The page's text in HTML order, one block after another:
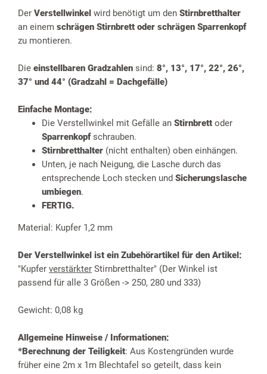
Der Verstellwinkel wird benötigt um den Stirnbretthalter
an einem schrägen Stirnbrett oder schrägen Sparrenkopf
zu montieren.
Die einstellbaren Gradzahlen sind: 8°, 13°, 17°, 22°, 26°,
37° und 44° (Gradzahl = Dachgefälle)
Einfache Montage:
Die Verstellwinkel mit Gefälle an Stirnbrett oder
Sparrenkopfschrauben.
Stirnbretthalter (nicht enthalten) oben einhängen.
Unten, je nach Neigung, die Lasche durch das
entsprechende Loch stecken und Sicherungslasche
umbiegen.
FERTIG.
Material: Kupfer 1,2 mm
Der Verstellwinkel ist ein Zubehörartikel für den Artikel:
"Kupfer verstärkter Stirnbretthalter" (Der Winkel ist
passend für alle 3 Größen -> 250, 280 und 333)
Gewicht: 0,08 kg
Allgemeine Hinweise / Informationen:
*Berechnung der Teiligkeit: Aus Kostengründen wurde
früher eine 2m x 1m Blechtafel so geteilt, dass kein